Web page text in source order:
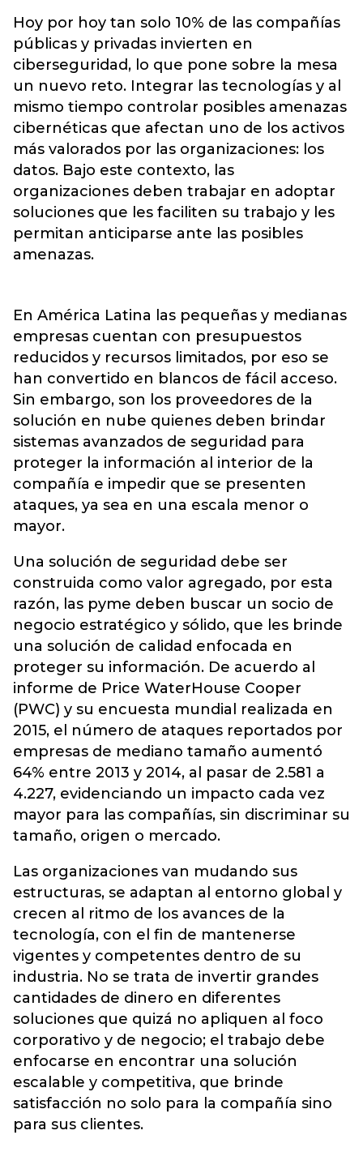
Hoy por hoy tan solo 10% de las compañías
públicas y privadas invierten en
ciberseguridad, lo que pone sobre la mesa
un nuevo reto. Integrar las tecnologías y al
mismo tiempo controlar posibles amenazas
cibernéticas que afectan uno de los activos
más valorados por las organizaciones: los
datos. Bajo este contexto, las
organizaciones deben trabajar en adoptar
soluciones que les faciliten su trabajo y les
permitan anticiparse ante las posibles
amenazas.
En América Latina las pequeñas y medianas
empresas cuentan con presupuestos
reducidos y recursos limitados, por eso se
han convertido en blancos de fácil acceso.
Sin embargo, son los proveedores de la
solución en nube quienes deben brindar
sistemas avanzados de seguridad para
proteger la información al interior de la
compañía e impedir que se presenten
ataques, ya sea en una escala menor o
mayor.
Una solución de seguridad debe ser
construida como valor agregado, por esta
razón, las pyme deben buscar un socio de
negocio estratégico y sólido, que les brinde
una solución de calidad enfocada en
proteger su información. De acuerdo al
informe de Price WaterHouse Cooper
(PWC) y su encuesta mundial realizada en
2015, el número de ataques reportados por
empresas de mediano tamaño aumentó
64% entre 2013 y 2014, al pasar de 2.581 a
4.227, evidenciando un impacto cada vez
mayor para las compañías, sin discriminar su
tamaño, origen o mercado.
Las organizaciones van mudando sus
estructuras, se adaptan al entorno global y
crecen al ritmo de los avances de la
tecnología, con el fin de mantenerse
vigentes y competentes dentro de su
industria. No se trata de invertir grandes
cantidades de dinero en diferentes
soluciones que quizá no apliquen al foco
corporativo y de negocio; el trabajo debe
enfocarse en encontrar una solución
escalable y competitiva, que brinde
satisfacción no solo para la compañía sino
para sus clientes.